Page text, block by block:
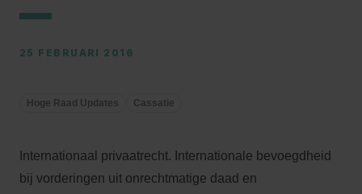
25 FEBRUARI 2016
Hoge Raad Updates Cassatie
Internationaal privaatrecht. Internationale bevoegdheid
bij vorderingen uit onrechtmatige daad en